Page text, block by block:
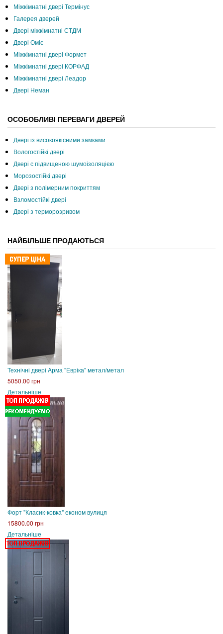
Міжкімнатні двері Термінус
Галерея дверей
Двері міжкімнатні СТДМ
Двері Оміс
Міжкімнатні двері Формет
Міжкімнатні двері КОРФАД
Міжкімнатні двері Леадор
Двері Неман
ОСОБОБЛИВІ ПЕРЕВАГИ ДВЕРЕЙ
Двері із високоякісними замками
Вологостійкі двері
Двері с підвищеною шумоізоляцією
Морозостійкі двері
Двері з полімерним покриттям
Взломостійкі двері
Двері з терморозривом
НАЙБІЛЬШЕ ПРОДАЮТЬСЯ
Технічні двері Арма "Евріка" метал/метал
5050.00 грн
Детальніше
Форт "Класик-ковка" економ вулиця
15800.00 грн
Детальніше